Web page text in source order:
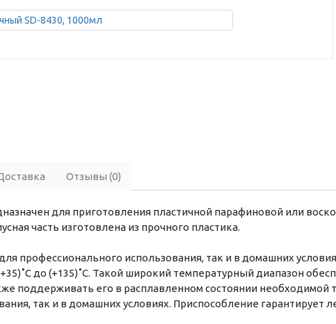
Отзывы (0)
для приготовления пластичной парафиновой или
часть изготовлена из прочного пластика.
профессионального использования, так и в домашних
до (+135)˚С. Такой широкий температурный диапазон
поддерживать его в расплавленном состоянии
так и в домашних условиях. Приспособление гарантирует